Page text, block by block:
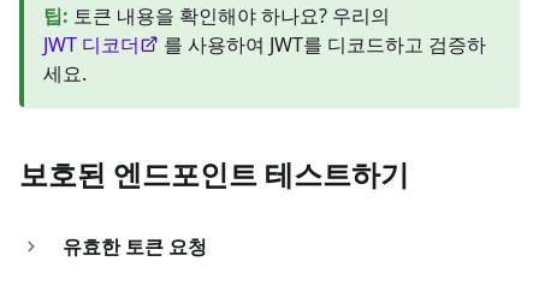
팁: 토큰 내용을 확인해야 하나요? 우리의
JWT 디코더
를 사용하여 JWT를 디코드하고 검증하
세요.
보호된 엔드포인트 테스트하기
유효한 토큰 요청